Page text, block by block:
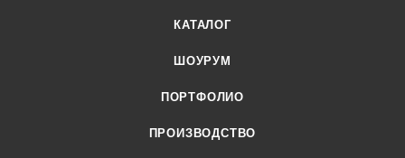
КАТАЛОГ
ШОУРУМ
ПОРТФОЛИО
ПРОИЗВОДСТВО